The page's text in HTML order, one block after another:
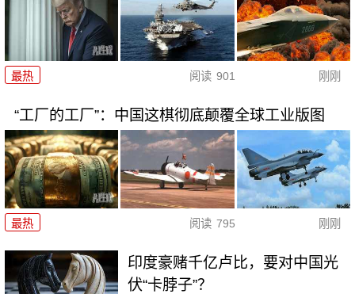
最热 阅读 901 刚刚
“工厂的工厂”：中国这棋彻底颠覆全球工业版图
最热 阅读 795 刚刚
印度豪赌千亿卢比，要对中国光
伏“卡脖子”？